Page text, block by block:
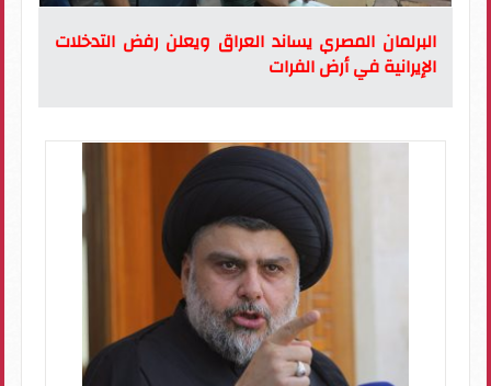
البرلمان المصري يساند العراق ويعلن رفض التدخلات
الإيرانية في أرض الفرات